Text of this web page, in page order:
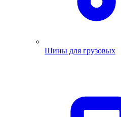
Шины для грузовых